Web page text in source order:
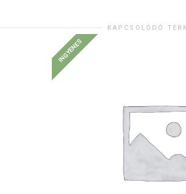
KAPCSOLÓDÓ
INGYENES